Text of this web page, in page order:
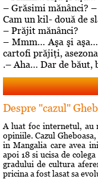
– Grăsimi mănânci?
Cam un kil- două de
– Prăjit mănânci?
– Mmm… Aşa şi
cartofi prăjiţi,
.– Aha… Dar de băut,
Despre "cazul"
A luat foc internetul, au
opiniile. Cazul
in Mangalia care avea
apoi 18 si ucisa de
gradului de cultura
pricina a fost lasat sa